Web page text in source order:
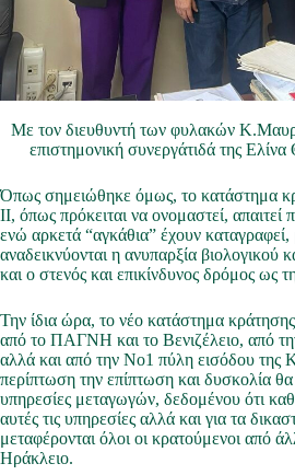
Με τον διευθυντή των φυλακών
επιστημονική συνεργάτιδά της
Όπως σημειώθηκε όμως, το κατάστημα
ΙΙ, όπως πρόκειται να ονομαστεί,
ενώ αρκετά “αγκάθια” έχουν
αναδεικνύονται η ανυπαρξία βιολογικού
και ο στενός και επικίνδυνος δρόμος ως
Την ίδια ώρα, το νέο κατάστημα
από το ΠΑΓΝΗ και το Βενιζέλειο, από
αλλά και από την Νο1 πύλη εισόδου της
περίπτωση την επίπτωση και δυσκολία
υπηρεσίες μεταγωγών, δεδομένου ότι
αυτές τις υπηρεσίες αλλά και για τα
μεταφέρονται όλοι οι κρατούμενοι από
Ηράκλειο.